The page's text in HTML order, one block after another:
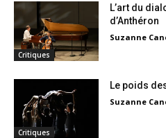
Critiques
L’art du
d’Anthéron
Suzanne
Critiques
Le poids
Suzanne